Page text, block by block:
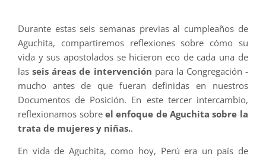
Durante estas seis semanas previas al cumpleaños de
Aguchita, compartiremos reflexiones sobre cómo su
vida y sus apostolados se hicieron eco de cada una de
lasseis áreas de intervención para la Congregación -
mucho antes de que fueran definidas en nuestros
Documentos de Posición. En este tercer intercambio,
reflexionamos sobre el enfoque de Aguchita sobre la
trata de mujeres y niñas..
En vida de Aguchita, como hoy, Perú era un país de